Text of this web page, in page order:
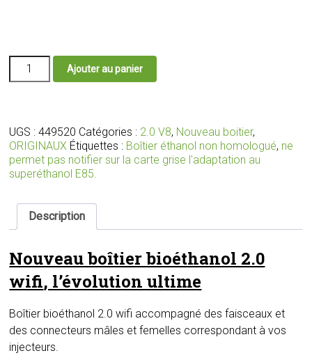
quantité
2.0
wifi
avec
faisceaux
connecteurs
adaptés
pour
moteur
Ajouter au panier
UGS :449520 Catégories : 2.0 V8, Nouveau boitier,
ORIGINAUX Étiquettes : Boîtier éthanol non homologué, ne
permet pas notifier sur la carte grise l'adaptation au
superéthanol E85.
Description
Nouveau boîtier bioéthanol 2.0
wifi, l’évolution ultime
Boîtier bioéthanol 2.0 wifi accompagné des faisceaux et
des connecteurs mâles et femelles correspondant à vos
injecteurs.